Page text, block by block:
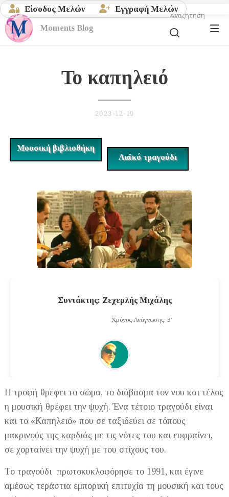
Είσοδος Μελών Εγγραφή Μελών
Moments Blog
Αναζήτηση
Το καπηλειό
2023-12-19
Μουσική βιβλιοθήκη
Λαϊκό τραγούδι
Συντάκτης: Ζεχερλής Μιχάλης
Χρόνος Ανάγνωσης: 3'
Η τροφή θρέφει το σώμα, το διάβασμα τον νου και τέλος
η μουσική θρέφει την ψυχή. Ένα τέτοιο τραγούδι είναι
και το «Καπηλειό» που σε ταξιδεύει σε τόπους
μακρινούς της καρδιάς με τις νότες του και ευφραίνει,
σε χορταίνει την ψυχή με του στίχους του.
Το τραγούδι πρωτοκυκλοφόρησε το 1991, και έγινε
αμέσως τεράστια εμπορική επιτυχία τη μουσική και τους